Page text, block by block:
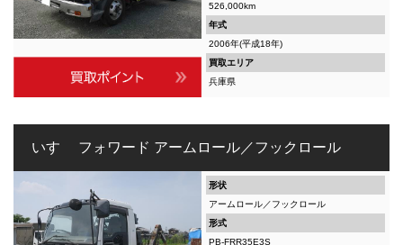
526,000km
年式
2006年(平成18年)
買取エリア
兵庫県
いすゞ フォワード アームロール／フックロール
形状
アームロール／フックロール
形式
PB-FRR35E3S